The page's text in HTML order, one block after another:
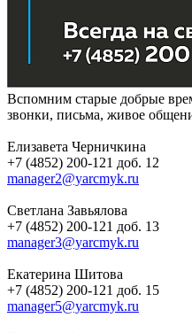
Вспомним старые добрые
звонки, письма, живое
Елизавета Черничкина
+7 (4852) 200-121 доб. 12
manager2@yarcmyk.ru
Светлана Завьялова
+7 (4852) 200-121 доб. 13
manager3@yarcmyk.ru
Екатерина Шитова
+7 (4852) 200-121 доб. 15
manager5@yarcmyk.ru